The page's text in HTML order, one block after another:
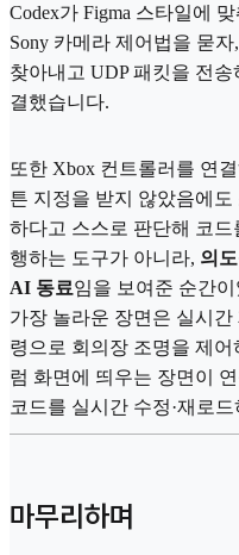
Codex가 Figma 스타일에
Sony 카메라 제어법을 묻
찾아내고 UDP 패킷을 전
결했습니다.
또한 Xbox 컨트롤러를 연
튼 지정을 받지 않았음에
하다고 스스로 판단해 코
행하는 도구가 아니라, 의
AI 동료임을 보여준 순간이
가장 놀라운 장면은 실시
령으로 회의장 조명을 제
럼 화면에 띄우는 장면이
코드를 실시간 수정·재로
마무리하며